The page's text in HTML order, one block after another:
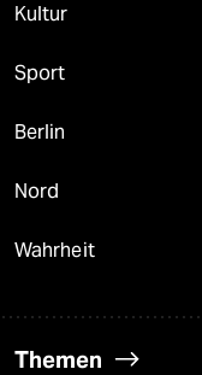
Kultur
Sport
Berlin
Nord
Wahrheit
Themen